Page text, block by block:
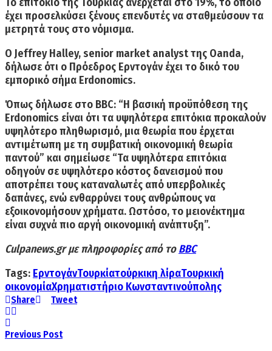
Το επιτόκιο της Τουρκίας ανέρχεται στο 19%, το οποίο
έχει προσελκύσει ξένους επενδυτές να σταθμεύσουν τα
μετρητά τους στο νόμισμα.
Ο Jeffrey Halley, senior market analyst της Oanda,
δήλωσε ότι ο Πρόεδρος Ερντογάν έχει το δικό του
εμπορικό σήμα Erdonomics.
Όπως δήλωσε στο BBC: “Η βασική προϋπόθεση της
Erdonomics είναι ότιτα υψηλότερα επιτόκια προκαλούν
υψηλότερο πληθωρισμό, μια θεωρία που έρχεται
αντιμέτωπη με τη συμβατική οικονομική θεωρία
παντού” και σημείωσε “Τα υψηλότερα επιτόκια
οδηγούν σε υψηλότερο κόστος δανεισμούπου
αποτρέπει τους καταναλωτές από υπερβολικές
δαπάνες, ενώ ενθαρρύνει τους ανθρώπους να
εξοικονομήσουν χρήματα. Ωστόσο, το μειονέκτημα
είναι συχνά πιο αργή οικονομική ανάπτυξη”.
Culpanews.gr με πληροφορίες από τοBBC
Tags: ΕρντογάνΤουρκίατούρκικη λίραΤουρκική
οικονομίαΧρηματιστήριο Κωνσταντινούπολης
Share Tweet
Previous Post